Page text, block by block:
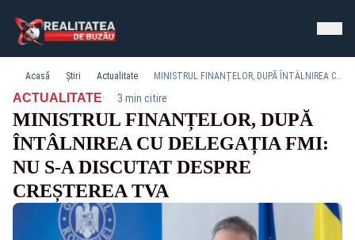
Acasă Știri Actualitate MINISTRUL FINANȚELOR, DUPĂ ÎNTÂLNIREA CU DELEGAȚIA FMI: NU S-A DISCUTAT DESPRE CREȘTEREA TVA
ACTUALITATE· 3 min citire
MINISTRUL FINANȚELOR, DUPĂ
ÎNTÂLNIREA CU DELEGAȚIA FMI:
NU S-A DISCUTAT DESPRE
CREȘTEREA TVA